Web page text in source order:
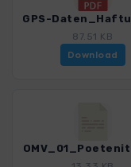
87.51 KB
Download